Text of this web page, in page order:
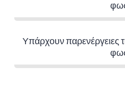
Υπάρχουν παρενέργειες